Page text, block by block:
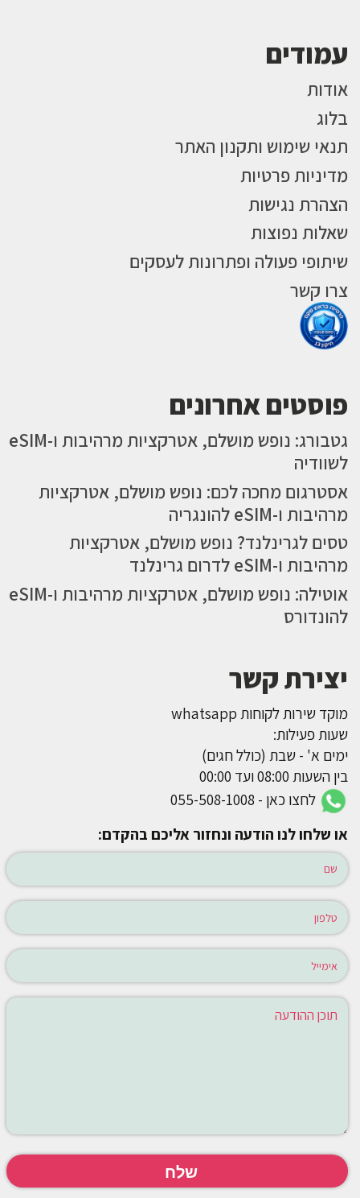
עמודים
אודות
בלוג
תנאי שימוש ותקנון האתר
מדיניות פרטיות
הצהרת נגישות
שאלות נפוצות
שיתופי פעולה ופתרונות לעסקים
צרו קשר
פוסטים אחרונים
גטבורג: נופש מושלם, אטרקציות מרהיבות ו-eSIM
לשוודיה
אסטרגום מחכה לכם: נופש מושלם, אטרקציות
מרהיבות ו-eSIM להונגריה
טסים לגרינלנד? נופש מושלם, אטרקציות
מרהיבות ו-eSIM לדרום גרינלנד
אוטילה: נופש מושלם, אטרקציות מרהיבות ו-eSIM
להונדורס
יצירת קשר
מוקד שירות לקוחות whatsapp
שעות פעילות:
ימים א' - שבת (כולל חגים)
בין השעות 08:00 ועד 00:00
לחצו כאן - 055-508-1008
או שלחו לנו הודעה ונחזור אליכם בהקדם: